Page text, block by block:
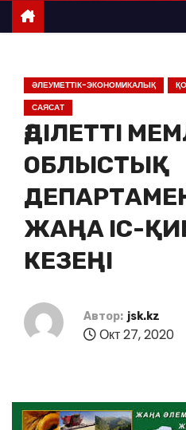
ӘЛЕУМЕТТІК-ЭКОНОМИКАЛЫҚ
САЯСАТ
ӘДІЛЕТТІ
ОБЛЫСТЫҚ
ЖАҢА ІС-
КЕЗЕҢІ
Автор: jsk.kz
Окт 27, 2020